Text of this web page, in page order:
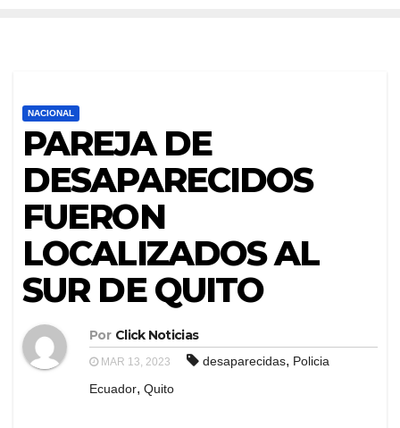
NACIONAL
PAREJA DE
DESAPARECIDOS
FUERON
LOCALIZADOS AL
SUR DE QUITO
Por Click Noticias
MAR 13, 2023 desaparecidas, Policia
Ecuador, Quito